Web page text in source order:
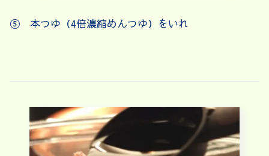
⑤ 本つゆ（4倍濃縮めんつゆ）をいれ